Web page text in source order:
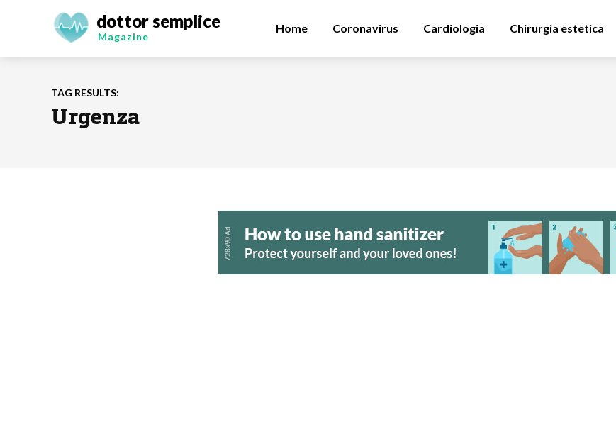
dottor semplice
Magazine
Home Coronavirus Cardiologia Chirurgia estetica
TAG RESULTS:
Urgenza